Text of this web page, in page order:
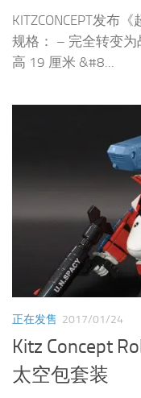
KITZCONCEPT发布
规格： – 完全转变
高 19 厘米 &#8...
正在发售 2017/01/24
Kitz Concept
太空包套装